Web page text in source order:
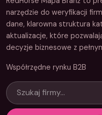
narzędzie do weryfikacji
dane, klarowna struktura
aktualizacje, które
decyzje biznesowe z
Współrzędne rynku B2B